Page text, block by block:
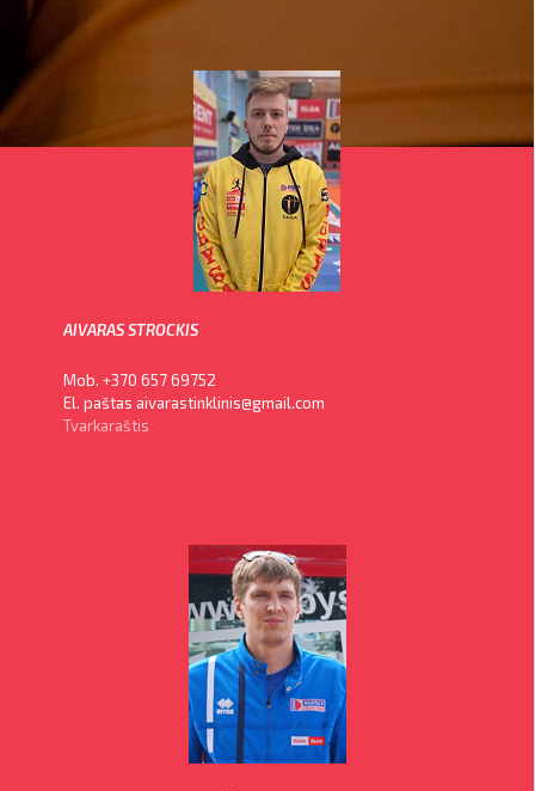
AIVARAS STROCKIS
Mob. +370 657 69752
El. paštas aivarastinklinis@gmail.com
Tvarkaraštis